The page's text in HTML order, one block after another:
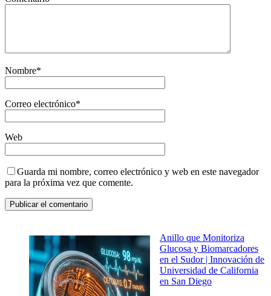
Nombre*
Correo electrónico*
Web
Guarda mi nombre, correo electrónico y web en este navegador
para la próxima vez que comente.
Anillo que Monitoriza
Glucosa y Biomarcadores
en el Sudor | Innovación de
Universidad de California
en San Diego